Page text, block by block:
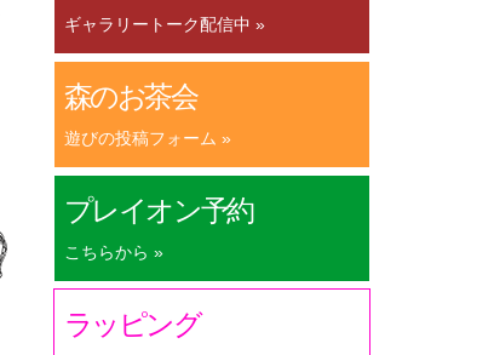
ギャラリートーク配信中 »
森のお茶会
遊びの投稿フォーム »
プレイオン予約
こちらから »
ラッピング